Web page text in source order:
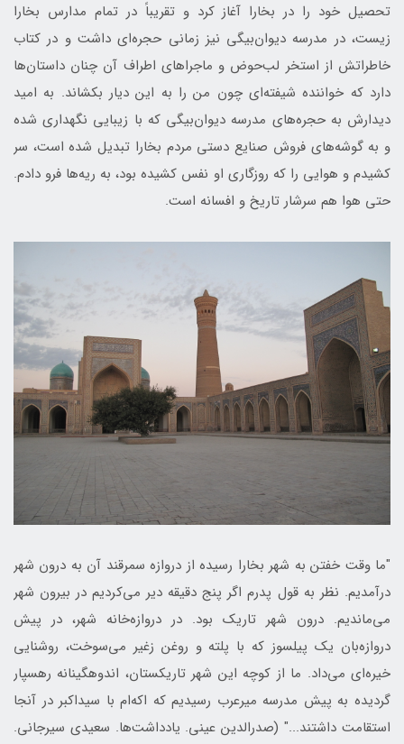
تحصیل خود را در بخارا آغاز کرد و تقریباً در تمام مدارس بخارا
زیست، در مدرسه دیوان‌بیگی نیز زمانی حجره‌ای داشت و در کتاب
خاطراتش از استخر لب‌حوض و ماجراهای اطراف آن چنان داستان‌ها
دارد که خواننده شیفته‌ای چون من را به این دیار بکشاند. به امید
دیدارش به حجره‌های مدرسه دیوان‌بیگی که با زیبایی نگهداری شده
و به گوشه‌های فروش صنایع دستی مردم بخارا تبدیل شده است، سر
کشیدم و هوایی را که روزگاری او نفس کشیده بود، به ریه‌ها فرو دادم.
حتی هوا هم سرشار تاریخ و افسانه است.
"ما وقت خفتن به شهر بخارا رسیده از دروازه سمرقند آن به درون شهر
درآمدیم. نظر به قول پدرم اگر پنج دقیقه دیر می‌کردیم در بیرون شهر
می‌ماندیم. درون شهر تاریک بود. در دروازه‌خانه شهر، در پیش
دروازه‌بان یک پیلسوز که با پلته و روغن زغیر می‌سوخت، روشنایی
خیره‌ای می‌داد. ما از کوچه این شهر تاریکستان، اندوهگینانه رهسپار
گردیده به پیش مدرسه میرعرب رسیدیم که اکه‌ام با سیداکبر در آنجا
استقامت داشتند..." (صدرالدین عینی. یادداشت‌ها. سعیدی سیرجانی.